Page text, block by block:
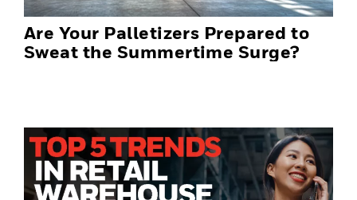
Are Your Palletizers Prepared to
Sweat the Summertime Surge?